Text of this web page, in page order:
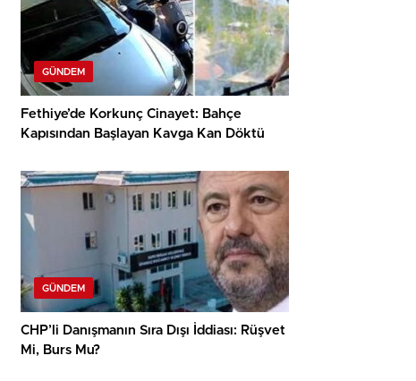
GÜNDEM
Fethiye’de Korkunç Cinayet: Bahçe
Kapısından Başlayan Kavga Kan Döktü
GÜNDEM
CHP’li Danışmanın Sıra Dışı İddiası: Rüşvet
Mi, Burs Mu?